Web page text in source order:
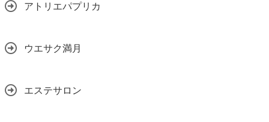
アトリエパプリカ
ウエサク満月
エステサロン